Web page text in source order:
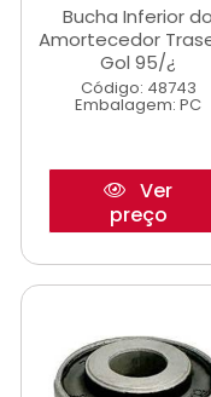
Bucha Inferior do
Amortecedor
Gol 95/¿
Código: 48743
Embalagem: PC
Ver
preço